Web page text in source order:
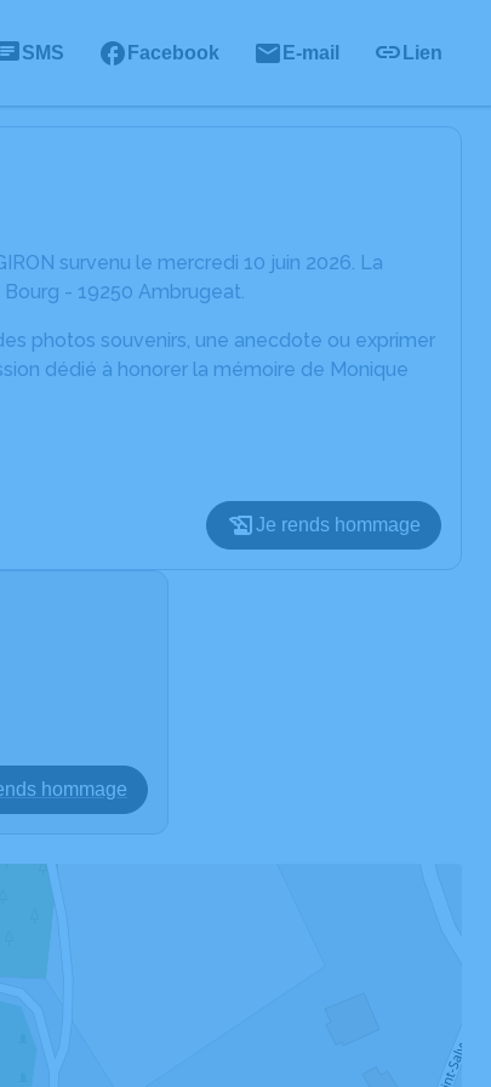
SMS Facebook E-mail Lien
survenu le mercredi 10 juin 2026. La
- 19250 Ambrugeat.
photos souvenirs, une anecdote ou exprimer
dédié à honorer la mémoire de Monique
Je rends hommage
hommage